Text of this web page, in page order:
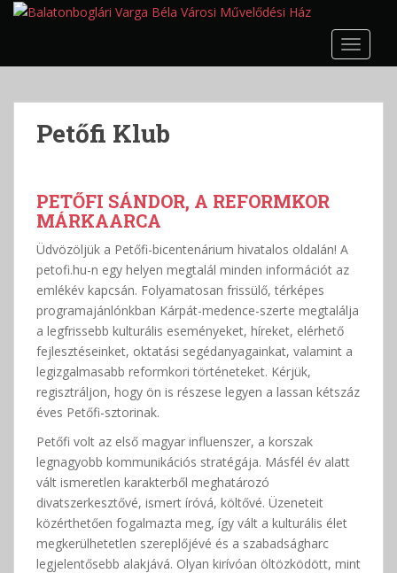
p
Petőfi Klub
PETŐFI SÁNDOR, A REFORMKOR
MÁRKAARCA
Üdvözöljük a Petőfi-bicentenárium hivatalos oldalán! A
petofi.hu-n egy helyen megtalál minden információt az
emlékév kapcsán. Folyamatosan frissülő, térképes
programajánlónkban Kárpát-medence-szerte megtalálja
a legfrissebb kulturális eseményeket, híreket, elérhető
fejlesztéseinket, oktatási segédanyagainkat, valamint a
legizgalmasabb reformkori történeteket. Kérjük,
regisztráljon, hogy ön is részese legyen a lassan kétszáz
éves Petőfi-sztorinak.
Petőfi volt az első magyar influenszer, a korszak
legnagyobb kommunikációs stratégája. Másfél év alatt
vált ismeretlen karakterből meghatározó
divatszerkesztővé, ismert íróvá, költővé. Üzeneteit
közérthetően fogalmazta meg, így vált a kulturális élet
megkerülhetetlen szereplőjévé és a szabadságharc
legjelentősebb alakjává. Olyan kirívóan öltözködött, mint